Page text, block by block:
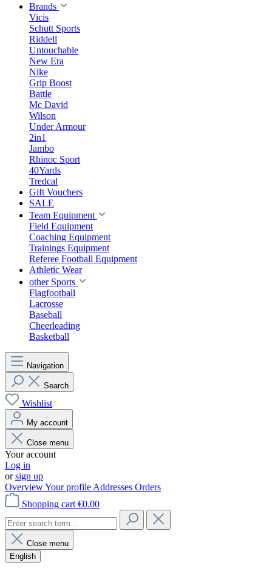
Brands
Vicis
Schutt Sports
Riddell
Untouchable
New Era
Nike
Grip Boost
Battle
Mc David
Wilson
Under Armour
2in1
Jambo
Rhinoc Sport
40Yards
Tredcal
Gift Vouchers
SALE
Team Equipment
Field Equipment
Coaching Equipment
Trainings Equipment
Referee Football Equipment
Athletic Wear
other Sports
Flagfootball
Lacrosse
Baseball
Cheerleading
Basketball
Navigation
Search
Wishlist
My account
Close menu
Your account
Log in
orsign up
OverviewYour profile Addresses Orders
Shopping cart €0.00
Close menu
English